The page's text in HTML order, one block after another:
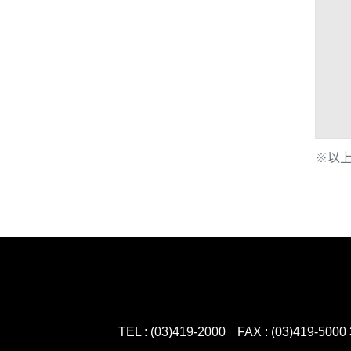
※以
TEL : (03)419-2000 FAX : (03)419-5000